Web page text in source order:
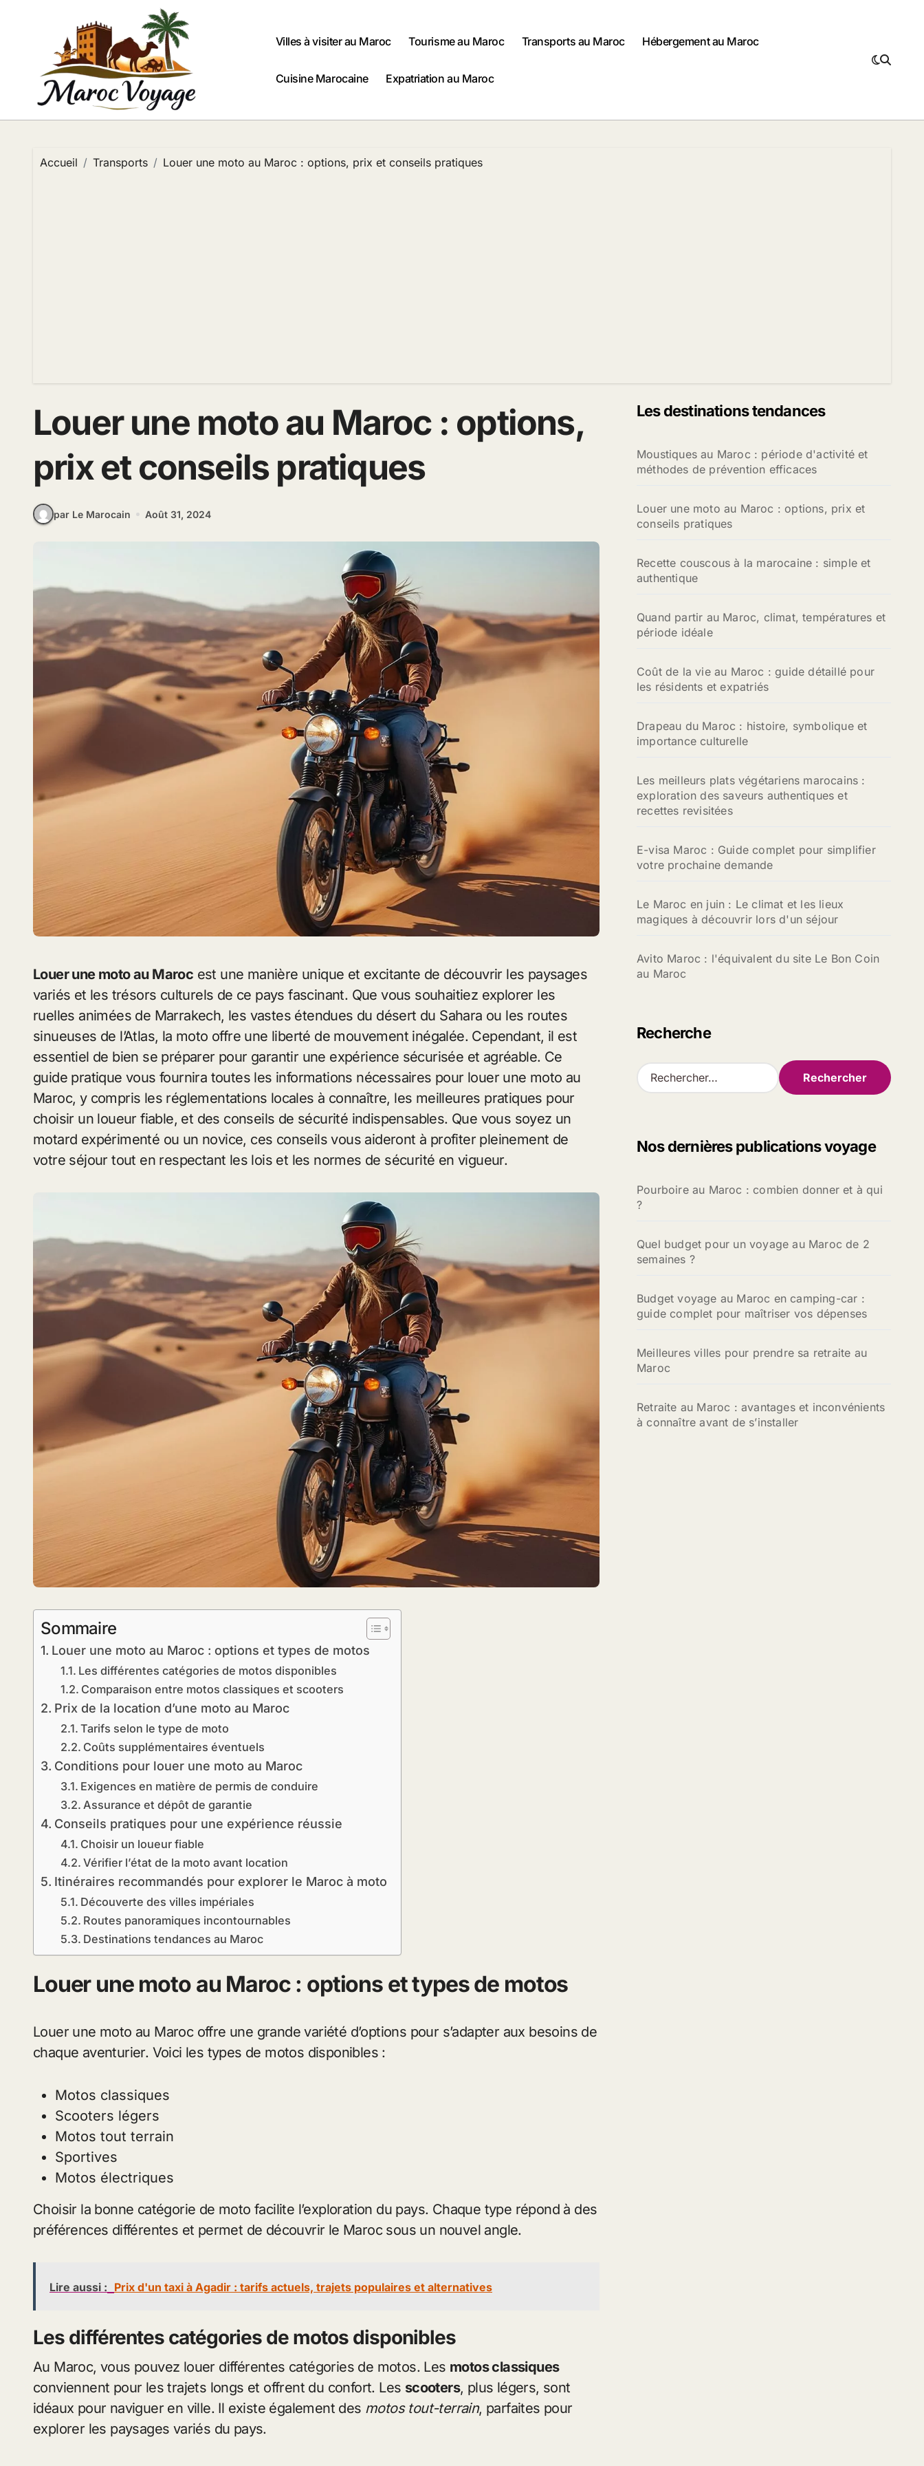
Villes à visiter au Maroc Tourisme au Maroc Transports au Maroc Hébergement au Maroc
Cuisine Marocaine Expatriation au Maroc
Accueil Transports Louer une moto au Maroc : options, prix et conseils pratiques
Louer une moto au Maroc : options,
prix et conseils pratiques
par Le Marocain Août 31, 2024
Louer une moto au Maroc est une manière unique et excitante de découvrir les paysages
variés et les trésors culturels de ce pays fascinant. Que vous souhaitiez explorer les
ruelles animées de Marrakech, les vastes étendues du désert du Sahara ou les routes
sinueuses de l’Atlas, la moto offre une liberté de mouvement inégalée. Cependant, il est
essentiel de bien se préparer pour garantir une expérience sécurisée et agréable. Ce
guide pratique vous fournira toutes les informations nécessaires pour louer une moto au
Maroc, y compris les réglementations locales à connaître, les meilleures pratiques pour
choisir un loueur fiable, et des conseils de sécurité indispensables. Que vous soyez un
motard expérimenté ou un novice, ces conseils vous aideront à profiter pleinement de
votre séjour tout en respectant les lois et les normes de sécurité en vigueur.
Sommaire
Louer une moto au Maroc : options et types de motos
Les différentes catégories de motos disponibles
Comparaison entre motos classiques et scooters
Prix de la location d’une moto au Maroc
Tarifs selon le type de moto
Coûts supplémentaires éventuels
Conditions pour louer une moto au Maroc
Exigences en matière de permis de conduire
Assurance et dépôt de garantie
Conseils pratiques pour une expérience réussie
Choisir un loueur fiable
Vérifier l’état de la moto avant location
Itinéraires recommandés pour explorer le Maroc à moto
Découverte des villes impériales
Routes panoramiques incontournables
Destinations tendances au Maroc
Louer une moto au Maroc : options et types de motos
Louer une moto au Maroc offre une grande variété d’options pour s’adapter aux besoins de
chaque aventurier. Voici les types de motos disponibles :
Motos classiques
Scooters légers
Motos tout terrain
Sportives
Motos électriques
Choisir la bonne catégorie de moto facilite l’exploration du pays. Chaque type répond à des
préférences différentes et permet de découvrir le Maroc sous un nouvel angle.
Lire aussi : Prix d'un taxi à Agadir : tarifs actuels, trajets populaires et alternatives
Les différentes catégories de motos disponibles
Au Maroc, vous pouvez louer différentes catégories de motos. Les motos classiques
conviennent pour les trajets longs et offrent du confort. Les scooters, plus légers, sont
idéaux pour naviguer en ville. Il existe également des motos tout-terrain, parfaites pour
explorer les paysages variés du pays.
Les destinations tendances
Moustiques au Maroc : période d'activité et
méthodes de prévention efficaces
Louer une moto au Maroc : options, prix et
conseils pratiques
Recette couscous à la marocaine : simple et
authentique
Quand partir au Maroc, climat, températures et
période idéale
Coût de la vie au Maroc : guide détaillé pour
les résidents et expatriés
Drapeau du Maroc : histoire, symbolique et
importance culturelle
Les meilleurs plats végétariens marocains :
exploration des saveurs authentiques et
recettes revisitées
E-visa Maroc : Guide complet pour simplifier
votre prochaine demande
Le Maroc en juin : Le climat et les lieux
magiques à découvrir lors d'un séjour
Avito Maroc : l'équivalent du site Le Bon Coin
au Maroc
Recherche
R
e
r
e
r
Nos dernières publications voyage
Pourboire au Maroc : combien donner et à qui
?
Quel budget pour un voyage au Maroc de 2
semaines ?
Budget voyage au Maroc en camping-car :
guide complet pour maîtriser vos dépenses
Meilleures villes pour prendre sa retraite au
Maroc
Retraite au Maroc : avantages et inconvénients
à connaître avant de s’installer